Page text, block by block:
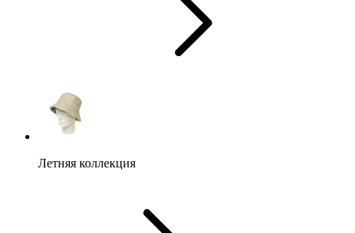
Летняя коллекция